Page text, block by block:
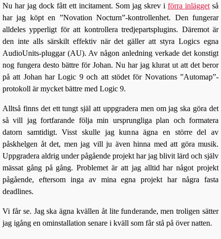
Nu har jag dock fått ett incitament. Som jag skrev i förra inlägget så
har jag köpt en ”Novation Nocturn”-kontrollenhet. Den fungerar
alldeles ypperligt för att kontrollera tredjepartsplugins. Däremot är
den inte alls särskilt effektiv när det gäller att styra Logics egna
AudioUnits-pluggar (AU). Av någon anledning verkade det konstigt
nog fungera desto bättre för Johan. Nu har jag klurat ut att det beror
på att Johan har Logic 9 och att stödet för Novations ”Automap”-
protokoll är mycket bättre med Logic 9.
Alltså finns det ett tungt själ att uppgradera men om jag ska göra det
så vill jag fortfarande följa min ursprungliga plan och formatera
datorn samtidigt. Visst skulle jag kunna ägna en större del av
påskhelgen åt det, men jag vill ju även hinna med att göra musik.
Uppgradera aldrig under pågående projekt har jag blivit lärd och själv
mässat gång på gång. Problemet är att jag alltid har något projekt
pågående, eftersom inga av mina egna projekt har några fasta
deadlines.
Vi får se. Jag ska ägna kvällen åt lite funderande, men troligen sätter
jag igång en ominstallation senare i kväll som får stå på över natten.